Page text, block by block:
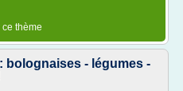
thème
bolognaises - légumes -